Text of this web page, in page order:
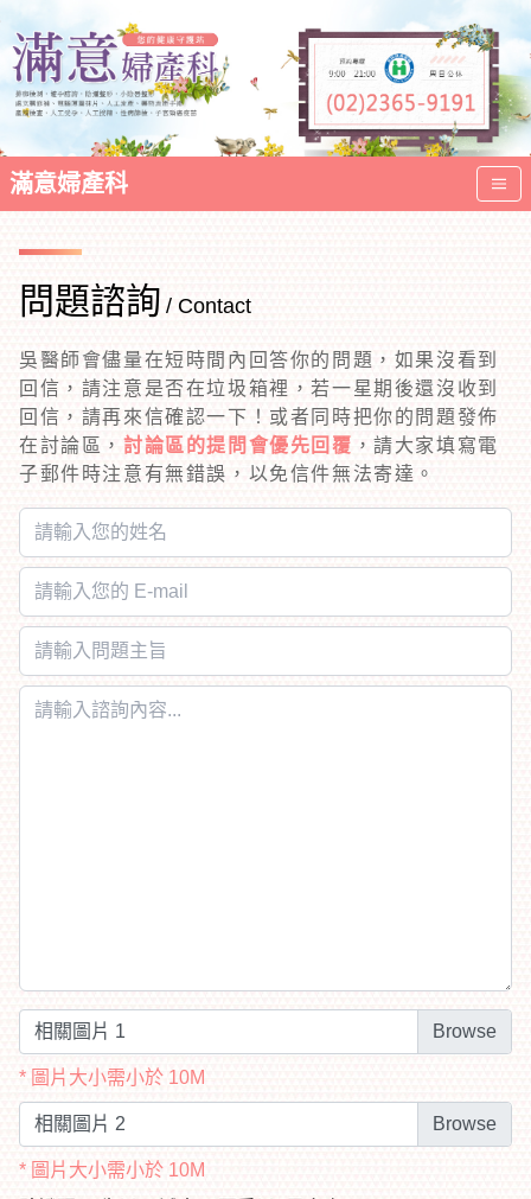
滿意婦產科
問題諮詢 / Contact
吳醫師會儘量在短時間內回答你的問題，如果沒看到
回信，請注意是否在垃圾箱裡，若一星期後還沒收到
回信，請再來信確認一下！或者同時把你的問題發佈
在討論區， 討論區的提問會優先回覆 ，請大家填寫電
子郵件時注意有無錯誤，以免信件無法寄達。
相關圖片 1
* 圖片大小需小於 10M
相關圖片 2
* 圖片大小需小於 10M